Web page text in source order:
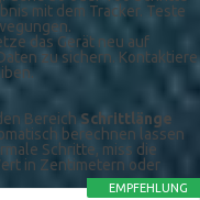
mit dem Tracker. Teste
das Gerät neu auf
zu sichern. Kontaktiere
Bereich Schrittlänge
berechnen lassen
Schritte, miss die
in Zentimetern oder
EMPFEHLUNG